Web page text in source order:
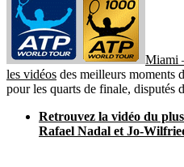
Miami
les vidéos des meilleurs moments
pour les quarts de finale, disputés
Retrouvez la vidéo du
Rafael Nadal et Jo-